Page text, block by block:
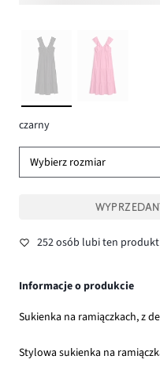
czarny
Wybierz rozmiar
252 osób lubi ten produkt
Informacje o produkcie
Sukienka na ramiączkach, z
Stylowa sukienka na